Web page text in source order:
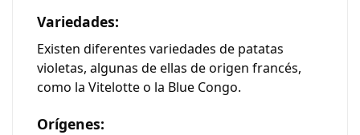
Variedades:
Existen diferentes variedades de patatas
violetas, algunas de ellas de origen francés,
como la Vitelotte o la Blue Congo.
Orígenes: